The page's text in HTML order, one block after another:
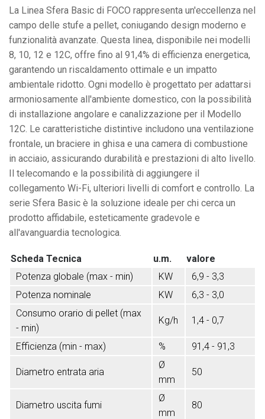
8
160m3
quantità
La Linea Sfera Basic di FOCO rappresenta un'eccellenza nel
campo delle stufe a pellet, coniugando design moderno e
funzionalità avanzate. Questa linea, disponibile nei modelli
8, 10, 12 e 12C, offre fino al 91,4% di efficienza energetica,
garantendo un riscaldamento ottimale e un impatto
ambientale ridotto. Ogni modello è progettato per adattarsi
armoniosamente all'ambiente domestico, con la possibilità
di installazione angolare e canalizzazione per il Modello
12C. Le caratteristiche distintive includono una ventilazione
frontale, un braciere in ghisa e una camera di combustione
in acciaio, assicurando durabilità e prestazioni di alto livello.
Il telecomando e la possibilità di aggiungere il
collegamento Wi-Fi, ulteriori livelli di comfort e controllo. La
serie Sfera Basic è la soluzione ideale per chi cerca un
prodotto affidabile, esteticamente gradevole e
all'avanguardia tecnologica.
Scheda Tecnica u.m.
valore
Potenza globale (max - min)
KW
6,9 - 3,3
Potenza nominale
KW
6,3 - 3,0
Consumo orario di pellet (max
- min)
Kg/h 1,4 - 0,7
Efficienza (min - max) % 91,4 - 91,3
Diametro entrata aria
Ø
mm
50
Diametro uscita fumi
Ø
mm
80